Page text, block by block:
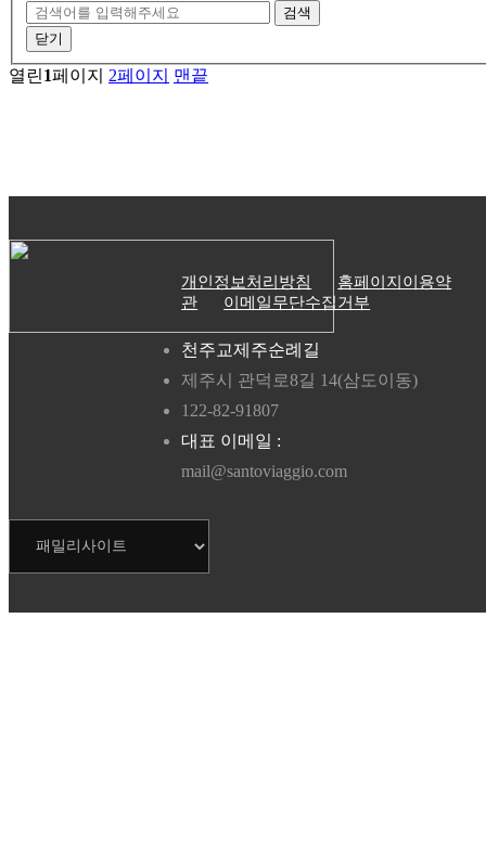
검색
닫기
열린1페이지 2페이지 맨끝
개인정보처리방침
홈페이지이용약
관
이메일무단수집거부
천주교제주순례길
제주시 관덕로8길 14(삼도이동)
122-82-91807
대표 이메일 :
mail@santoviaggio.com